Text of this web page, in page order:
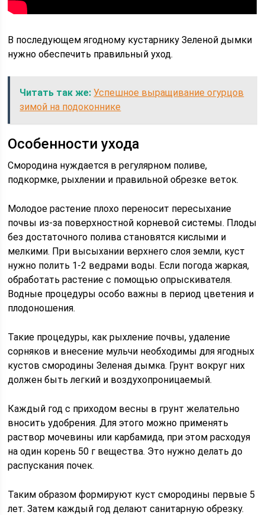
В последующем ягодному кустарнику Зеленой дымки
нужно обеспечить правильный уход.
Читать так же: Успешное выращивание огурцов
зимой на подоконнике
Особенности ухода
Смородина нуждается в регулярном поливе,
подкормке, рыхлении и правильной обрезке веток.
Молодое растение плохо переносит пересыхание
почвы из-за поверхностной корневой системы. Плоды
без достаточного полива становятся кислыми и
мелкими. При высыхании верхнего слоя земли, куст
нужно полить 1-2 ведрами воды. Если погода жаркая,
обработать растение с помощью опрыскивателя.
Водные процедуры особо важны в период цветения и
плодоношения.
Такие процедуры, как рыхление почвы, удаление
сорняков и внесение мульчи необходимы для ягодных
кустов смородины Зеленая дымка. Грунт вокруг них
должен быть легкий и воздухопроницаемый.
Каждый год с приходом весны в грунт желательно
вносить удобрения. Для этого можно применять
раствор мочевины или карбамида, при этом расходуя
на один корень 50 г вещества. Это нужно делать до
распускания почек.
Таким образом формируют куст смородины первые 5
лет. Затем каждый год делают санитарную обрезку.